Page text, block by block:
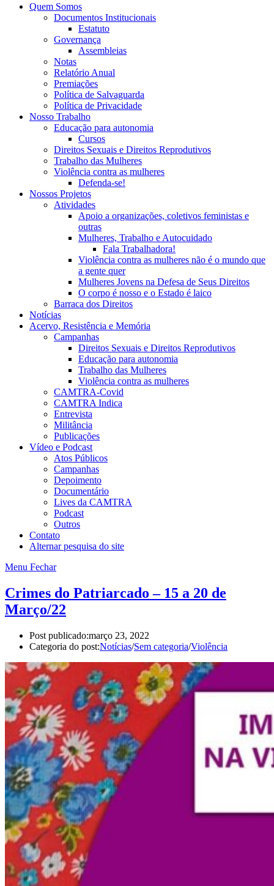
Quem Somos
Documentos Institucionais
Estatuto
Governança
Assembleias
Notas
Relatório Anual
Premiações
Política de Salvaguarda
Política de Privacidade
Nosso Trabalho
Educação para autonomia
Cursos
Direitos Sexuais e Direitos Reprodutivos
Trabalho das Mulheres
Violência contra as mulheres
Defenda-se!
Nossos Projetos
Atividades
Apoio a organizações, coletivos feministas e
outras
Mulheres, Trabalho e Autocuidado
Fala Trabalhadora!
Violência contra as mulheres não é o mundo que
a gente quer
Mulheres Jovens na Defesa de Seus Direitos
O corpo é nosso e o Estado é laico
Barraca dos Direitos
Notícias
Acervo, Resistência e Memória
Campanhas
Direitos Sexuais e Direitos Reprodutivos
Educação para autonomia
Trabalho das Mulheres
Violência contra as mulheres
CAMTRA-Covid
CAMTRA Indica
Entrevista
Militância
Publicações
Vídeo e Podcast
Atos Públicos
Campanhas
Depoimento
Documentário
Lives da CAMTRA
Podcast
Outros
Contato
Alternar pesquisa do site
Menu Fechar
Crimes do Patriarcado – 15 a 20 de
Março/22
Post publicado:março 23, 2022
Categoria do post:Notícias/Sem categoria/Violência